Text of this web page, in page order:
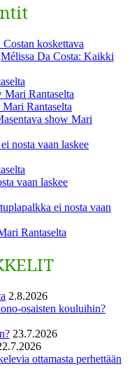
koskettava
Mélissa Da Costa: Kaikki
Mari Rantaselta
Rantaselta
show Mari
nosta vaan laskee
vaan laskee
ei nosta vaan
Rantaselta
2.8.2026
osaisten kouluihin?
23.7.2026
ottamasta perhettään